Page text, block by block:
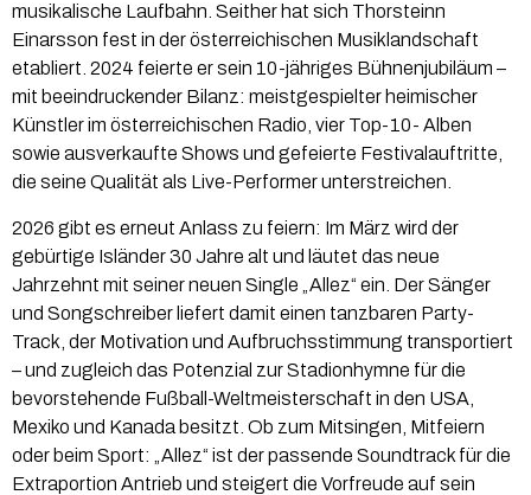
musikalische Laufbahn. Seither hat sich Thorsteinn
Einarsson fest in der österreichischen Musiklandschaft
etabliert. 2024 feierte er sein 10-jähriges Bühnenjubiläum –
mit beeindruckender Bilanz: meistgespielter heimischer
Künstler im österreichischen Radio, vier Top-10- Alben
sowie ausverkaufte Shows und gefeierte Festivalauftritte,
die seine Qualität als Live-Performer unterstreichen.
2026 gibt es erneut Anlass zu feiern: Im März wird der
gebürtige Isländer 30 Jahre alt und läutet das neue
Jahrzehnt mit seiner neuen Single „Allez“ ein. Der Sänger
und Songschreiber liefert damit einen tanzbaren Party-
Track, der Motivation und Aufbruchsstimmung transportiert
– und zugleich das Potenzial zur Stadionhymne für die
bevorstehende Fußball-Weltmeisterschaft in den USA,
Mexiko und Kanada besitzt. Ob zum Mitsingen, Mitfeiern
oder beim Sport: „Allez“ ist der passende Soundtrack für die
Extraportion Antrieb und steigert die Vorfreude auf sein